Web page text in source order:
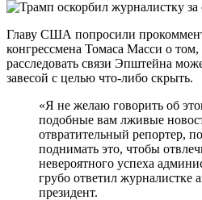
Главу США попросили
конгрессмена Томаса Масси о
расследовать связи Эпштейна
завесой с целью что-либо скрыть.
«Я не желаю говорить об
подобные вам лживые
отвратительный репортер,
поднимать это, чтобы
невероятного успеха
грубо ответил журналистке
президент.